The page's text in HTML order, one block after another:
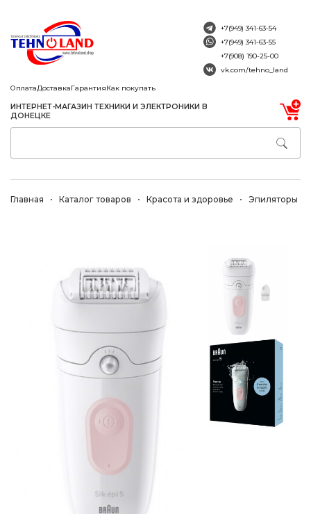
ОплатаДоставкаГарантияКак покупать
ИНТЕРНЕТ-МАГАЗИН ТЕХНИКИ И ЭЛЕКТРОНИКИ В
ДОНЕЦКЕ
+7(949) 341-63-54
+7(949) 341-63-55
+7(908) 190-25-00
vk.com/tehno_land
Главная Каталог товаров Красота и здоровье Эпиляторы